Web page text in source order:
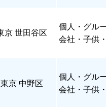
京 世田谷区
個人
・グル
会社・子供
東京 中野区
個人
・グル
会社・子供